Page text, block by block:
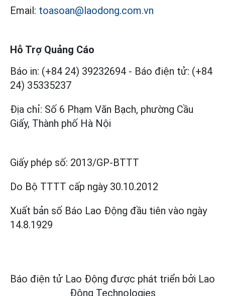
Email: toasoan@laodong.com.vn
Hỗ Trợ Quảng Cáo
Báo in: (+84 24) 39232694 - Báo điện tử: (+84
24) 35335237
Địa chỉ: Số 6 Phạm Văn Bạch, phường Cầu
Giấy, Thành phố Hà Nội
Giấy phép số: 2013/GP-BTTT
Do Bộ TTTT cấp ngày 30.10.2012
Xuất bản số Báo Lao Động đầu tiên vào ngày
14.8.1929
Báo điện tử Lao Động được phát triển bởi Lao
Động Technologies